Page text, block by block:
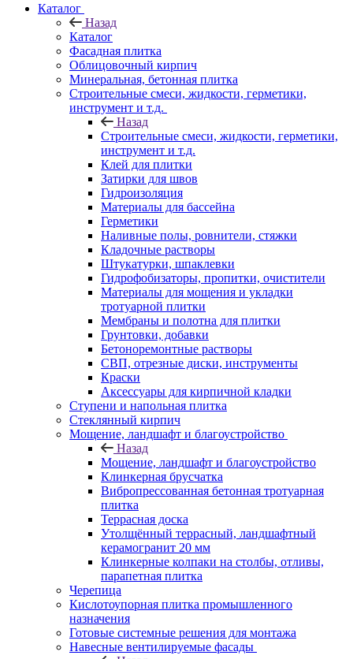
Каталог
Назад
Каталог
Фасадная плитка
Облицовочный кирпич
Минеральная, бетонная плитка
Строительные смеси, жидкости, герметики,
инструмент и т.д.
Назад
Строительные смеси, жидкости, герметики,
инструмент и т.д.
Клей для плитки
Затирки для швов
Гидроизоляция
Материалы для бассейна
Герметики
Наливные полы, ровнители, стяжки
Кладочные растворы
Штукатурки, шпаклевки
Гидрофобизаторы, пропитки, очистители
Материалы для мощения и укладки
тротуарной плитки
Мембраны и полотна для плитки
Грунтовки, добавки
Бетоноремонтные растворы
СВП, отрезные диски, инструменты
Краски
Аксессуары для кирпичной кладки
Ступени и напольная плитка
Cтеклянный кирпич
Мощение, ландшафт и благоустройство
Назад
Мощение, ландшафт и благоустройство
Клинкерная брусчатка
Вибропрессованная бетонная тротуарная
плитка
Террасная доска
Утолщённый террасный, ландшафтный
керамогранит 20 мм
Клинкерные колпаки на столбы, отливы,
парапетная плитка
Черепица
Кислотоупорная плитка промышленного
назначения
Готовые системные решения для монтажа
Навесные вентилируемые фасады